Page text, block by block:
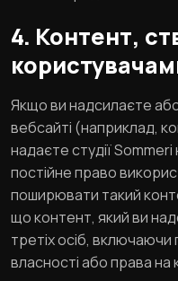
4. Контент,
Якщо ви надсилаєте
вебсайті (наприклад,
надаєте студії
постійне право
поширювати такий
що контент, який ви
третіх осіб, включаючи
власності або права на